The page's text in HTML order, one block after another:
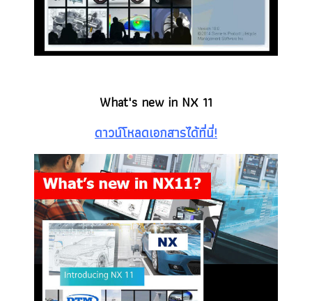
What's new in NX 11
ดาวน์โหลดเอกสารได้ที่นี่!